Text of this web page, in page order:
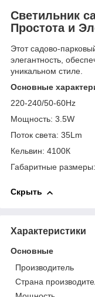
Cветильник
Простота и
Этот садово-
элегантность,
уникальном стиле.
Основные
220-240/50-60Hz
Мощность: 3.5W
Поток света: 35Lm
Кельвин: 4100К
Габаритные размеры:
Скрыть
Характеристики
Основные
Производитель
Страна